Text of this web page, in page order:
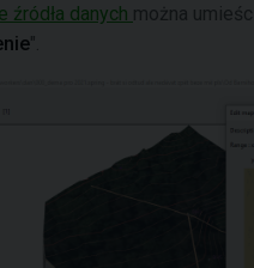
źródła danych można
".